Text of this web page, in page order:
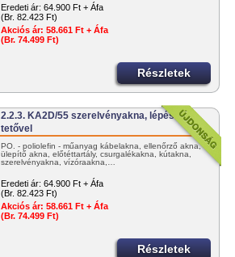
Eredeti ár: 64.900 Ft + Áfa
(Br. 82.423 Ft)
Akciós ár: 58.661 Ft + Áfa
(Br. 74.499 Ft)
Részletek
2.2.3. KA2D/55 szerelvényakna, lépésálló
tetővel
PO. - poliolefin - műanyag kábelakna, ellenőrző akna,
ülepítő akna, előtéttartály, csurgalékakna, kútakna,
szerelvényakna, vízóraakna,…
Eredeti ár: 64.900 Ft + Áfa
(Br. 82.423 Ft)
Akciós ár: 58.661 Ft + Áfa
(Br. 74.499 Ft)
Részletek